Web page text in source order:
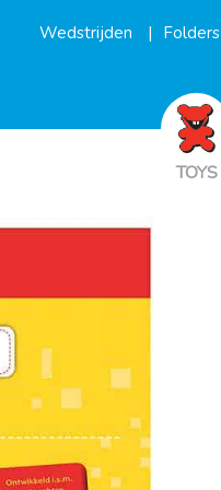
Wedstrijden Folders
TOYS